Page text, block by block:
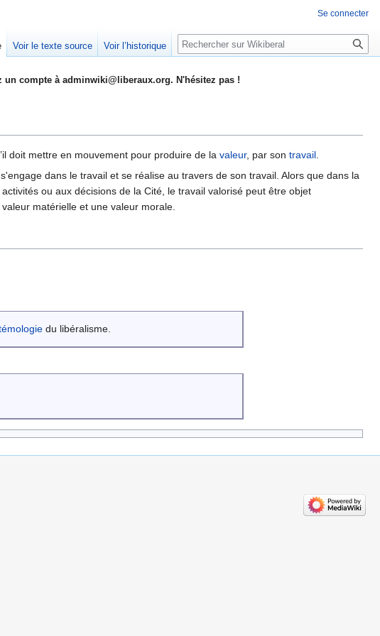
un compte à adminwiki@liberaux.org. N'hésitez pas !
doit mettre en mouvement pour produire de la valeur, par son travail.
dans le travail et se réalise au travers de son travail. Alors que dans la
ou aux décisions de la Cité, le travail valorisé peut être objet
matérielle et une valeur morale.
du libéralisme.
Se connecter
Voir le texte source Voir l’historique Rechercher